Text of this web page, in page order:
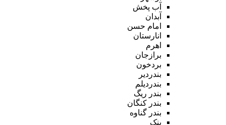
آب پخش
آبدان
امام حسن
انارستان
اهرم
برازجان
بردخون
بندردیر
بندردیلم
بندر ریگ
بندر کنگان
بندر گناوه
بنک